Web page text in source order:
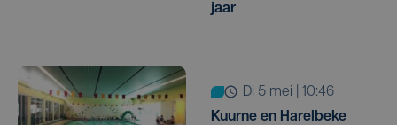
jaar
di 5 mei | 10:46
Kuurne en Harelbeke